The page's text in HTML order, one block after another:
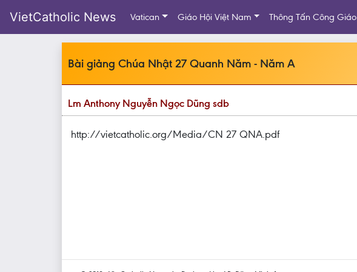
VietCatholic News Vatican Giáo Hội Việt Nam Thông Tấn Công Giáo
Bài giảng Chúa Nhật 27 Quanh Năm - Năm A
Lm Anthony Nguyễn Ngọc Dũng sdb
http://vietcatholic.org/Media/CN 27 QNA.pdf